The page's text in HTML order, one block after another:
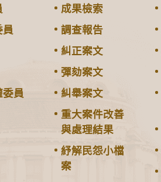
員
委員
成果檢索
調查報告
糾正案文
彈劾案文
糾舉案文
重大案件改善
與處理結果
紓解民怨小檔
案